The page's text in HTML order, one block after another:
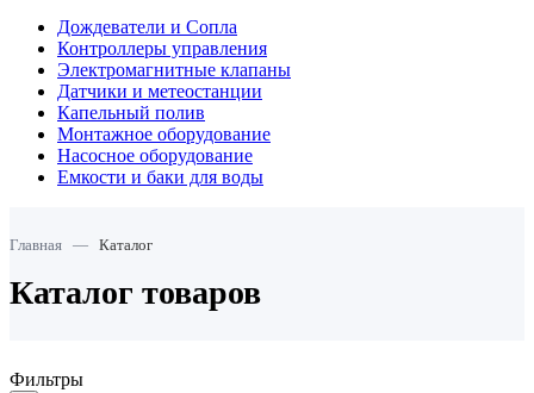
Дождеватели и Сопла
Контроллеры управления
Электромагнитные клапаны
Датчики и метеостанции
Капельный полив
Монтажное оборудование
Насосное оборудование
Емкости и баки для воды
Главная — Каталог
Каталог товаров
Фильтры